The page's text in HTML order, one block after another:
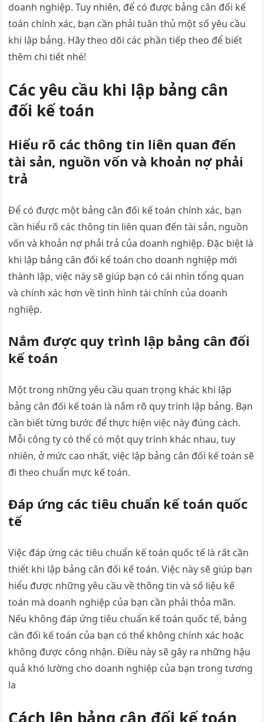
doanh nghiệp. Tuy nhiên, để có được bảng cân đối kế
toán chính xác, bạn cần phải tuân thủ một số yêu cầu
khi lập bảng. Hãy theo dõi các phần tiếp theo để biết
thêm chi tiết nhé!
Các yêu cầu khi lập bảng cân
đối kế toán
Hiểu rõ các thông tin liên quan đến
tài sản, nguồn vốn và khoản nợ phải
trả
Để có được một bảng cân đối kế toán chính xác, bạn
cần hiểu rõ các thông tin liên quan đến tài sản, nguồn
vốn và khoản nợ phải trả của doanh nghiệp. Đặc biệt là
khi lập bảng cân đối kế toán cho doanh nghiệp mới
thành lập, việc này sẽ giúp bạn có cái nhìn tổng quan
và chính xác hơn về tình hình tài chính của doanh
nghiệp.
Nắm được quy trình lập bảng cân đối
kế toán
Một trong những yêu cầu quan trọng khác khi lập
bảng cân đối kế toán là nắm rõ quy trình lập bảng. Bạn
cần biết từng bước để thực hiện việc này đúng cách.
Mỗi công ty có thể có một quy trình khác nhau, tuy
nhiên, ở mức cao nhất, việc lập bảng cân đối kế toán sẽ
đi theo chuẩn mực kế toán.
Đáp ứng các tiêu chuẩn kế toán quốc
tế
Việc đáp ứng các tiêu chuẩn kế toán quốc tế là rất cần
thiết khi lập bảng cân đối kế toán. Việc này sẽ giúp bạn
hiểu được những yêu cầu về thông tin và số liệu kế
toán mà doanh nghiệp của bạn cần phải thỏa mãn.
Nếu không đáp ứng tiêu chuẩn kế toán quốc tế, bảng
cân đối kế toán của bạn có thể không chính xác hoặc
không được công nhận. Điều này sẽ gây ra những hậu
quả khó lường cho doanh nghiệp của bạn trong tương
la